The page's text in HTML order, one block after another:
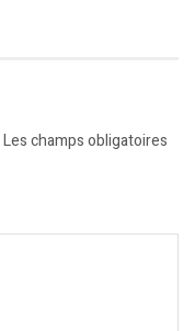
Les champs obligatoires